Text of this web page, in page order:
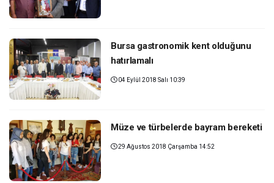
Bursa gastronomik kent olduğunu
hatırlamalı
04 Eylül 2018 Salı 10:39
Müze ve türbelerde bayram bereketi
29 Ağustos 2018 Çarşamba 14:52